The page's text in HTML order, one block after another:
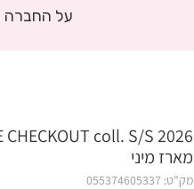
על החברה
CHECKOUT coll. S/S 2026
מארז מיני
מק"ט: 055374605337